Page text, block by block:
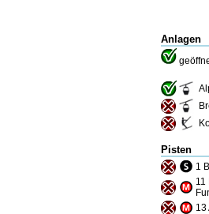
Anlagen
Pisten
1
11
13